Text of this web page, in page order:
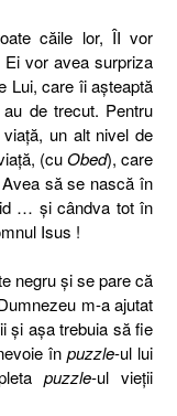
căile lor, ÎI vor
vor avea surpriza
Lui, care îi aşteaptă
de trecut. Pentru
un alt nivel de
(cuObed), care
să se nască în
… şi cândva tot în
Isus !
negru şi se pare că
m-a ajutat
şi aşa trebuia să fie
înpuzzle-ul lui
puzzle-ul vieţii